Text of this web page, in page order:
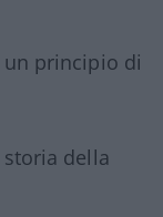
un principio di
della